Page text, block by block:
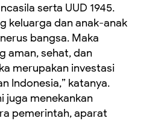
serta UUD 1945.
keluarga dan anak-anak
bangsa. Maka
aman, sehat, dan
merupakan investasi
Indonesia,” katanya.
juga menekankan
pemerintah, aparat